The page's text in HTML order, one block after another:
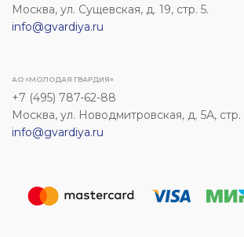
Москва, ул. Сущевская, д. 19, стр. 5.
info@gvardiya.ru
АО «МОЛОДАЯ ГВАРДИЯ»
+7 (495) 787-62-88
Москва, ул. Новодмитровская, д. 5А, стр.
info@gvardiya.ru